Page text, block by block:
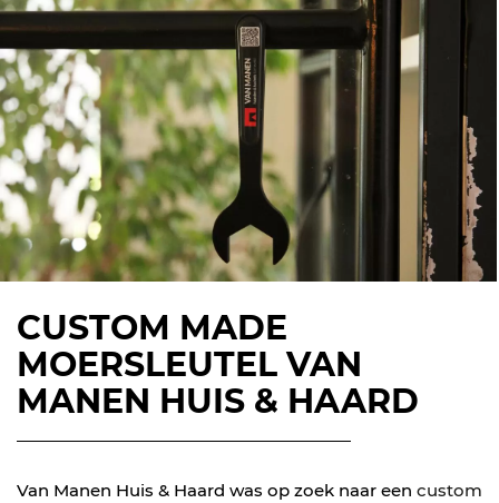
CUSTOM MADE
MOERSLEUTEL VAN
MANEN HUIS & HAARD
Van Manen Huis & Haard was op zoek naar een custom